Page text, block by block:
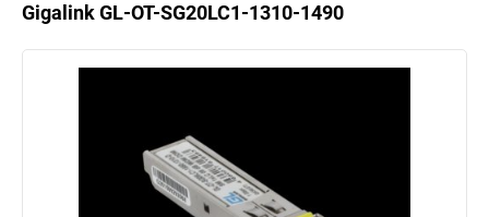
Gigalink GL-OT-SG20LC1-1310-1490